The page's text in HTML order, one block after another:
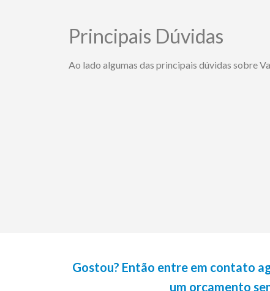
Principais Dúvidas
Ao lado algumas das principais dúvidas sobre
Gostou? Então entre em contato
um orçamento